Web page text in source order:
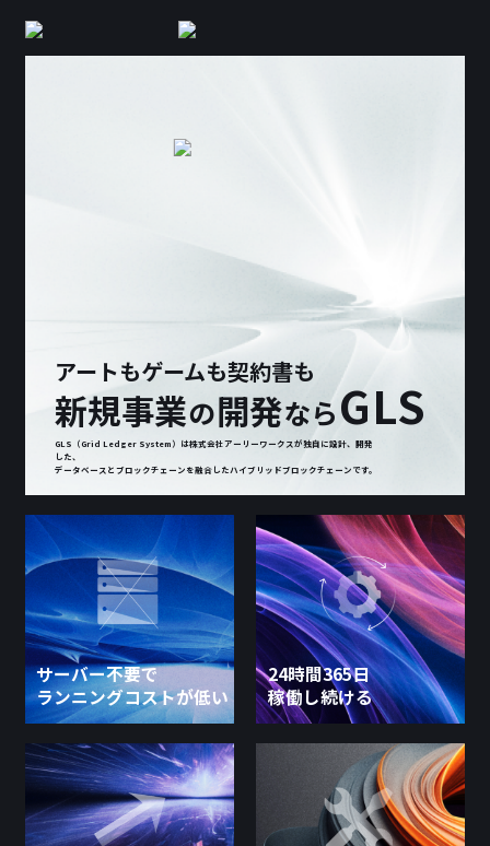
サーバー不要で
ランニングコストが低い
24時間365日
稼働し続ける
アートもゲームも契約書も
新規事業の開発ならGLS
GLS（Grid Ledger System）は株式会社アーリーワークスが独自に設計、開発
した、
データベースとブロックチェーンを融合したハイブリッドブロックチェーンです。